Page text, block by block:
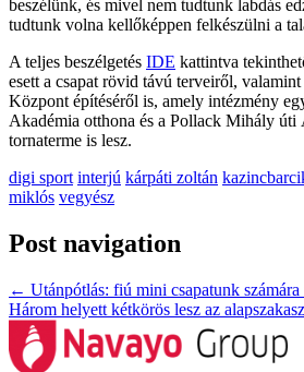
beszélünk, és mivel nem tudtunk labdás
tudtunk volna kellőképpen felkészülni a
A teljes beszélgetés IDE kattintva
esett a csapat rövid távú terveiről,
Központ építéséről is, amely intézmény
Akadémia otthona és a Pollack Mihály úti
tornaterme is lesz.
digi sport interjú kárpáti zoltán
miklós vegyész
Post navigation
← Utánpótlás: fiú mini csapatunk
Három helyett kétkörös lesz az alapszakasz